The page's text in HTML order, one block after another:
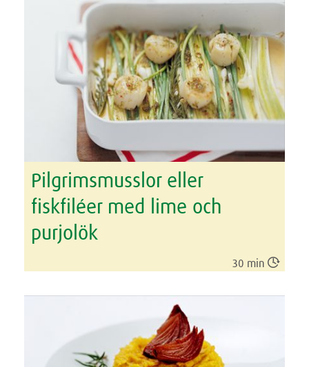
Pilgrimsmusslor eller
fiskfiléer med lime och
purjolök
30 min 